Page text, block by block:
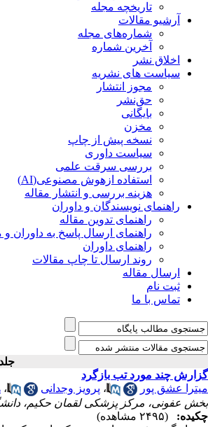
تاریخچه مجله
آرشیو مقالات
شماره‌های مجله
آخرین شماره
اخلاق نشر
سیاست های نشریه
مجوز انتشار
حق‌نشر
بایگانی
مخزن
نسخه پیش از چاپ
سیاست داوری
بررسی سرقت علمی
استفاده ازهوش مصنوعی(AI)
هزینه بررسی و انتشار مقاله
راهنمای نویسندگان و داوران
راهنمای تدوین مقاله
راهنمای ارسال پاسخ به داوران
راهنمای داوران
روند ارسال تا چاپ مقالات
ارسال مقاله
ثبت نام
تماس با ما
جلد ۱۰، شماره ۳ - ( دی - بهمن - اسفند ۱۳۶۵ )
گزارش چند مورد تب بازگرد
میترا عشق پور
، پرویز وجدانی ،
بخش عفونی، مرکز پزشکی لقمان حکیم،
چکیده:
(۲۴۹۵ مشاهده)